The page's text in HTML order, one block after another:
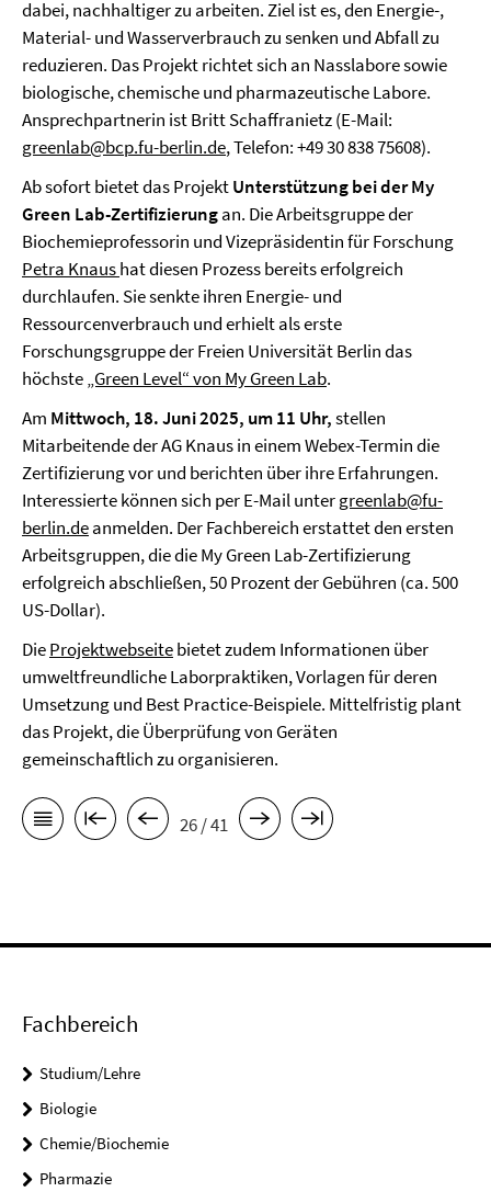
dabei, nachhaltiger zu arbeiten. Ziel ist es, den Energie-,
Material- und Wasserverbrauch zu senken und Abfall zu
reduzieren. Das Projekt richtet sich an Nasslabore sowie
biologische, chemische und pharmazeutische Labore.
Ansprechpartnerin ist Britt Schaffranietz (E-Mail:
greenlab@bcp.fu-berlin.de, Telefon: +49 30 838 75608).
Ab sofort bietet das ProjektUnterstützung bei der My
Green Lab-Zertifizierungan. Die Arbeitsgruppe der
Biochemieprofessorin und Vizepräsidentin für Forschung
Petra Knaushat diesen Prozess bereits erfolgreich
durchlaufen. Sie senkte ihren Energie- und
Ressourcenverbrauch und erhielt als erste
Forschungsgruppe der Freien Universität Berlin das
höchste„Green Level“ von My Green Lab.
Am Mittwoch, 18. Juni 2025, um 11 Uhr,stellen
Mitarbeitende der AG Knaus in einem Webex-Termin die
Zertifizierung vor und berichten über ihre Erfahrungen.
Interessierte können sich per E-Mail untergreenlab@fu-
berlin.deanmelden. Der Fachbereich erstattet den ersten
Arbeitsgruppen, die die My Green Lab-Zertifizierung
erfolgreich abschließen, 50 Prozent der Gebühren (ca. 500
US-Dollar).
DieProjektwebseitebietet zudem Informationen über
umweltfreundliche Laborpraktiken, Vorlagen für deren
Umsetzung und Best Practice-Beispiele. Mittelfristig plant
das Projekt, die Überprüfung von Geräten
gemeinschaftlich zu organisieren.
26 / 41
Fachbereich
Studium/Lehre
Biologie
Chemie/Biochemie
Pharmazie